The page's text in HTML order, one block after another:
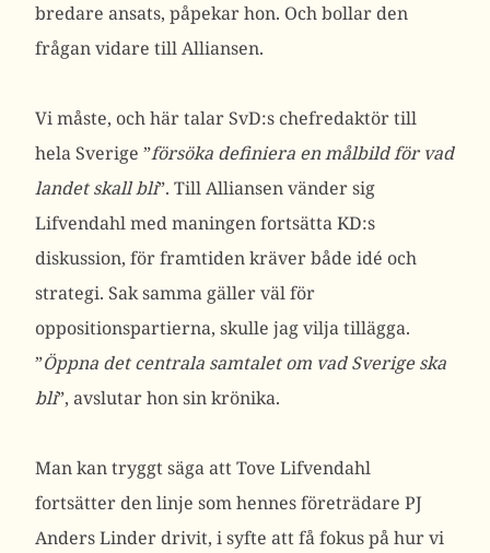
bredare ansats, påpekar hon. Och bollar den
frågan vidare till Alliansen.
Vi måste, och här talar SvD:s chefredaktör till
hela Sverige ”försöka definiera en målbild för vad
landet skall bli”. Till Alliansen vänder sig
Lifvendahl med maningen fortsätta KD:s
diskussion, för framtiden kräver både idé och
strategi. Sak samma gäller väl för
oppositionspartierna, skulle jag vilja tillägga.
”Öppna det centrala samtalet om vad Sverige ska
bli”, avslutar hon sin krönika.
Man kan tryggt säga att Tove Lifvendahl
fortsätter den linje som hennes företrädare PJ
Anders Linder drivit, i syfte att få fokus på hur vi